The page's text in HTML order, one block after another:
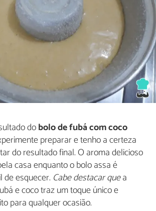
dobolo de fubá com coco
preparar e tenho a certeza
do resultado final. O aroma delicioso
casa enquanto o bolo assa é
de esquecer. Cabe destacar quea
e coco traz um toque único e
para qualquer ocasião.